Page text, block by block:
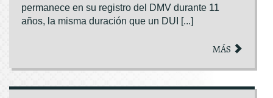
permanece en su registro del DMV durante 11
años, la misma duración que un DUI [...]
MÁS